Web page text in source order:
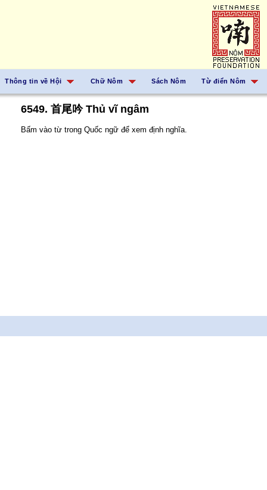
Thông tin về Hội Chữ Nôm Sách Nôm Từ điển Nôm
6549. 首尾吟 Thủ vĩ ngâm
Bấm vào từ trong Quốc ngữ để xem định nghĩa.